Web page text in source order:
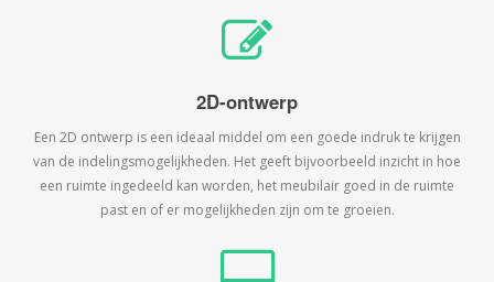
2D-ontwerp
Een 2D ontwerp is een ideaal middel om een goede indruk te krijgen
van de indelingsmogelijkheden. Het geeft bijvoorbeeld inzicht in hoe
een ruimte ingedeeld kan worden, het meubilair goed in de ruimte
past en of er mogelijkheden zijn om te groeien.